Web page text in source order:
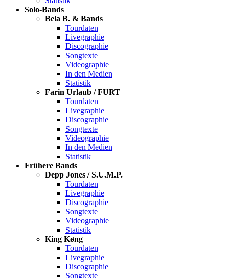
Solo-Bands
Bela B. & Bands
Tourdaten
Livegraphie
Discographie
Songtexte
Videographie
In den Medien
Statistik
Farin Urlaub / FURT
Tourdaten
Livegraphie
Discographie
Songtexte
Videographie
In den Medien
Statistik
Frühere Bands
Depp Jones / S.U.M.P.
Tourdaten
Livegraphie
Discographie
Songtexte
Videographie
Statistik
King Køng
Tourdaten
Livegraphie
Discographie
Songtexte